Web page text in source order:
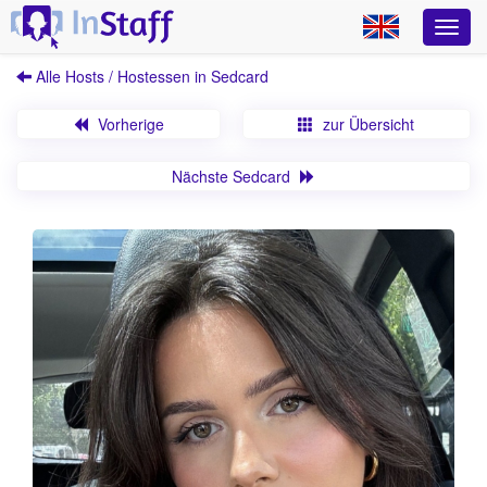
Alle Hosts / Hostessen in Sedcard
Vorherige zur Übersicht
Nächste Sedcard